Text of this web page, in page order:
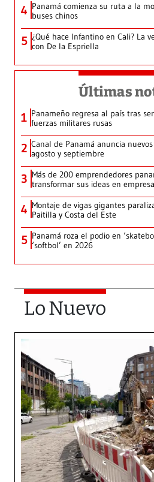
4 Panamá comienza su ruta a la
buses chinos
5 ¿Qué hace Infantino en Cali? La
con De la Espriella
Últimas
1 Panameño regresa al país tras
fuerzas militares rusas
2 Canal de Panamá anuncia
agosto y septiembre
3 Más de 200 emprendedores
transformar sus ideas en
4 Montaje de vigas gigantes
Paitilla y Costa del Este
5 Panamá roza el podio en
‘softbol’ en 2026
Lo Nuevo